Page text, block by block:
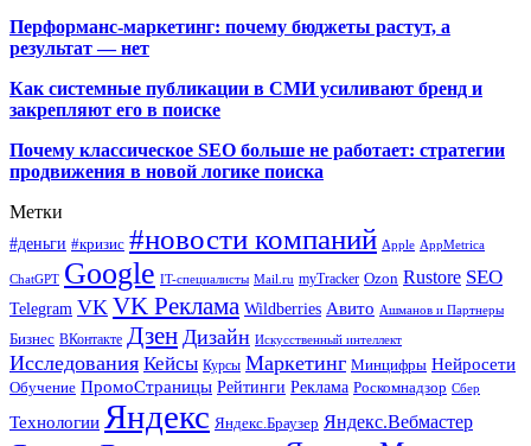
Перформанс-маркетинг: почему бюджеты растут, а
результат — нет
Как системные публикации в СМИ усиливают бренд и
закрепляют его в поиске
Почему классическое SEO больше не работает: стратегии
продвижения в новой логике поиска
Метки
#деньги #кризис #новости компаний Apple AppMetrica
ChatGPT Google IT-специалисты Mail.ru myTracker Ozon Rustore SEO
Telegram VK VK Реклама Wildberries Авито Ашманов и Партнеры
Бизнес ВКонтакте Дзен Дизайн Искусственный интеллект
Исследования Кейсы Курсы Маркетинг Минцифры Нейросети
Обучение ПромоСтраницы Рейтинги Реклама Роскомнадзор Сбер
Технологии Яндекс Яндекс.Браузер Яндекс.Вебмастер